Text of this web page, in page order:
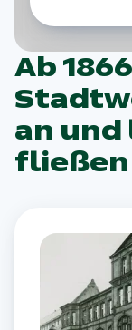
Ab
an und
fließen